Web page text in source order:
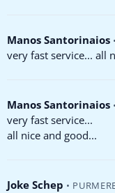
Manos Santorinaios •
very fast service... all
Manos Santorinaios •
very fast service...
all nice and good...
Joke Schep •